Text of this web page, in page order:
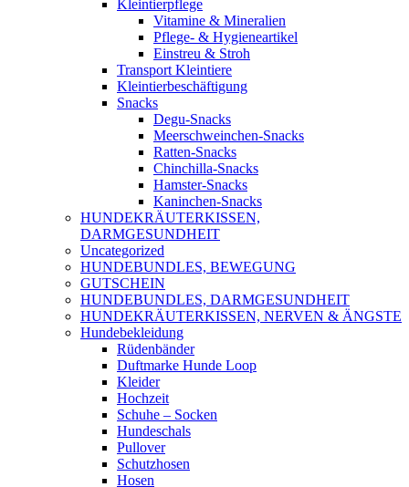
Kleintierpflege
Vitamine & Mineralien
Pflege- & Hygieneartikel
Einstreu & Stroh
Transport Kleintiere
Kleintierbeschäftigung
Snacks
Degu-Snacks
Meerschweinchen-Snacks
Ratten-Snacks
Chinchilla-Snacks
Hamster-Snacks
Kaninchen-Snacks
HUNDEKRÄUTERKISSEN,
DARMGESUNDHEIT
Uncategorized
HUNDEBUNDLES, BEWEGUNG
GUTSCHEIN
HUNDEBUNDLES, DARMGESUNDHEIT
HUNDEKRÄUTERKISSEN, NERVEN & ÄNGSTE
Hundebekleidung
Rüdenbänder
Duftmarke Hunde Loop
Kleider
Hochzeit
Schuhe – Socken
Hundeschals
Pullover
Schutzhosen
Hosen